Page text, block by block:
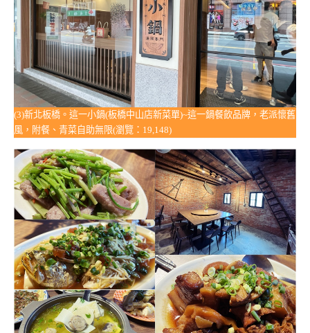
(3)新北板橋。這一小鍋(板橋中山店新菜單)~這一鍋餐飲品牌，老派懷舊
風，附餐、青菜自助無限(瀏覽：19,148)